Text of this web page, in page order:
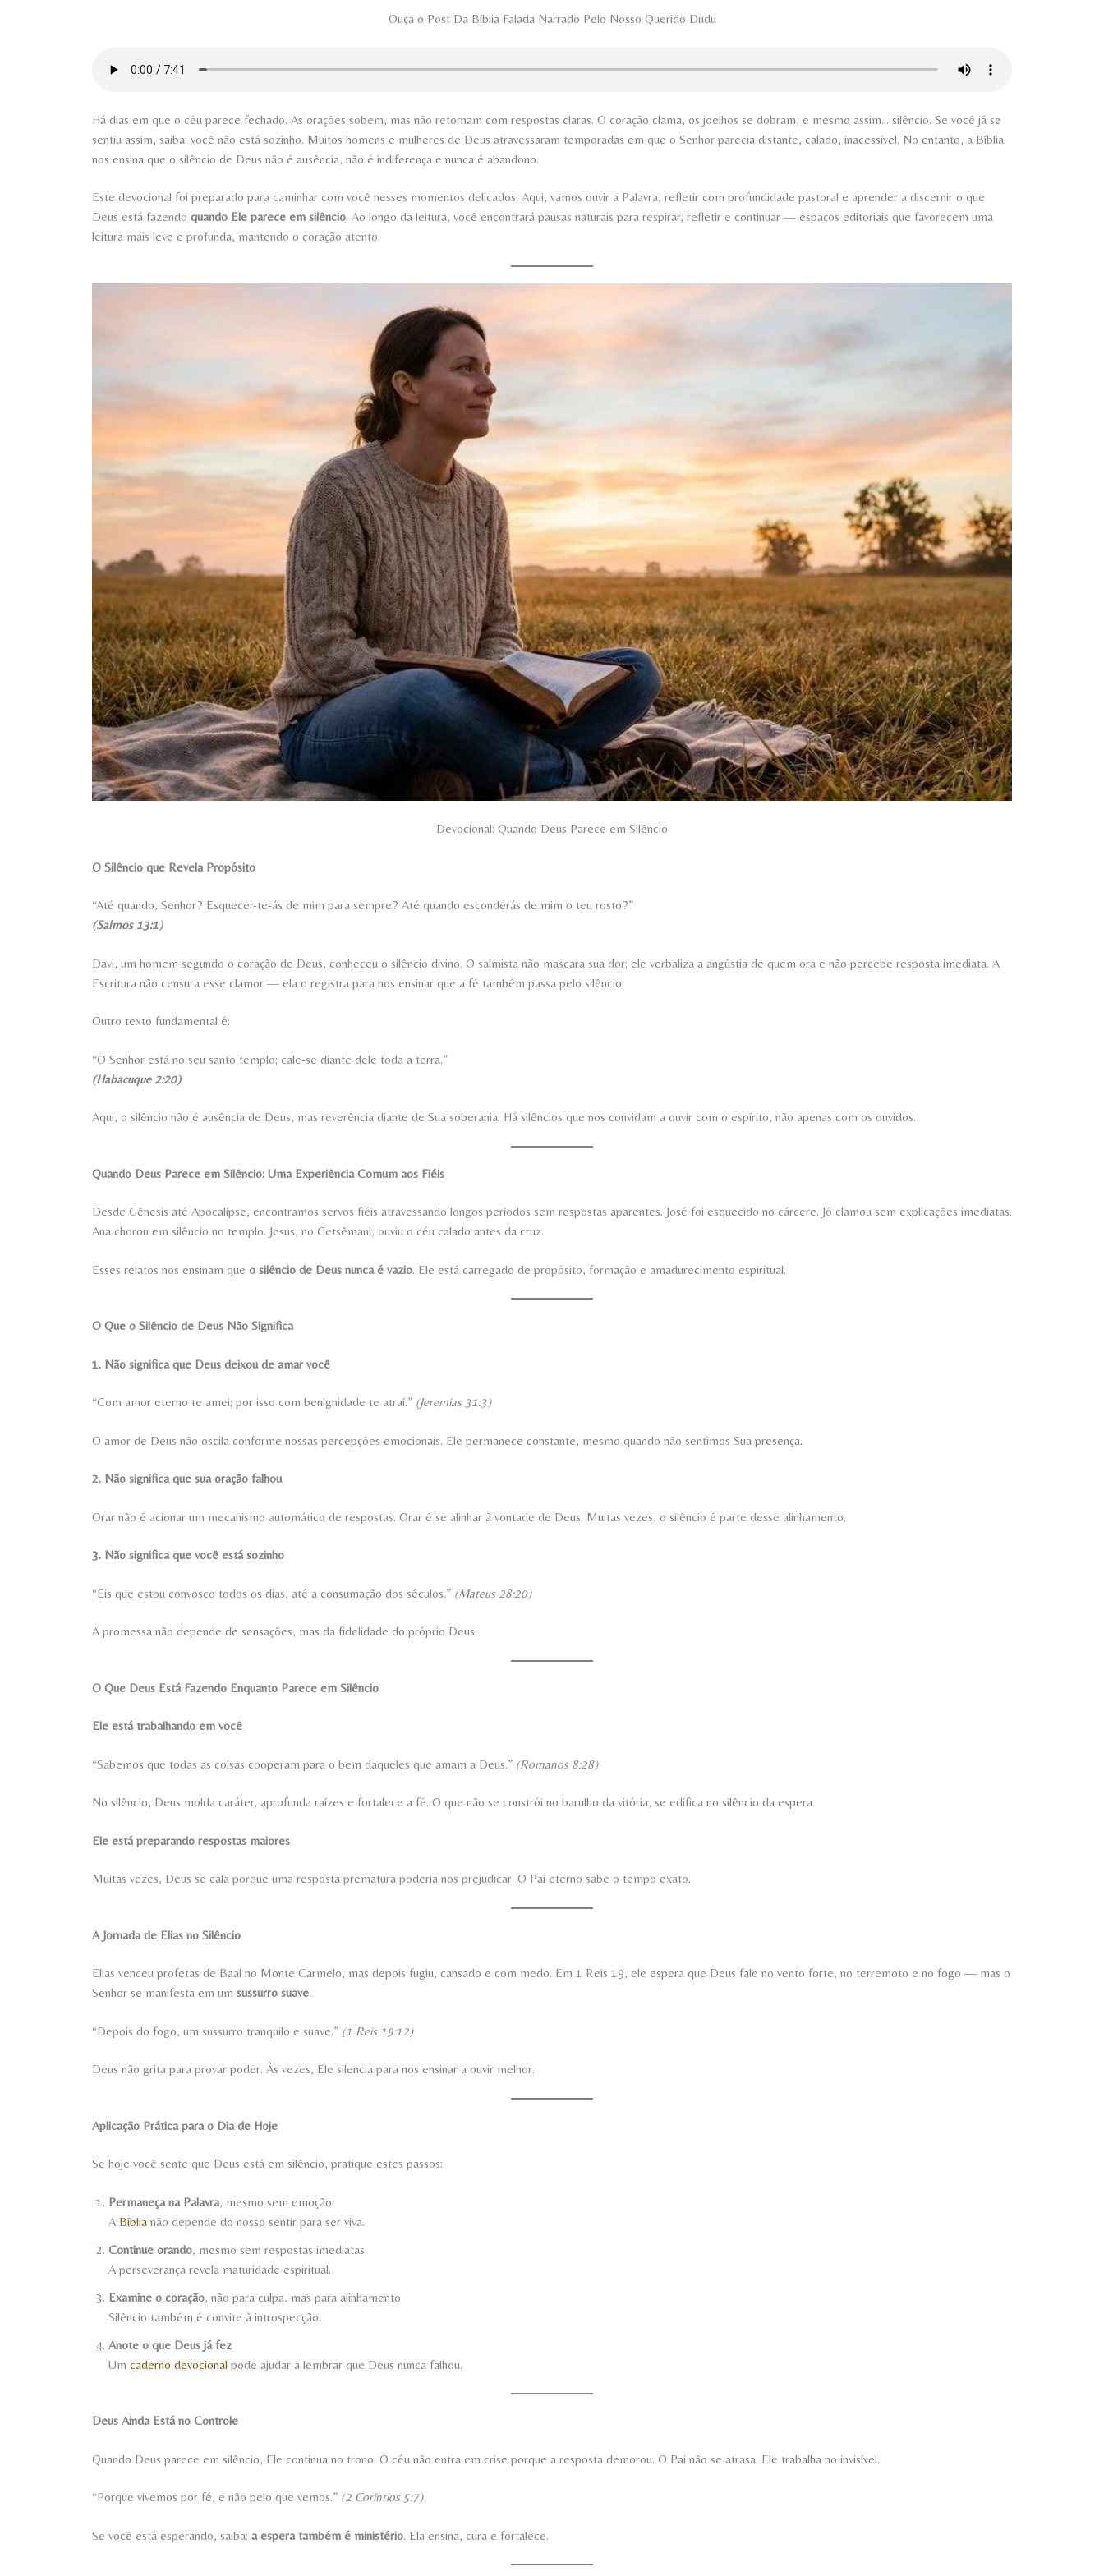
Ouça o Post Da Bíblia Falada Narrado Pelo Nosso Querido Dudu
Há dias em que o céu parece fechado. As orações sobem, mas não retornam com respostas claras. O coração clama, os joelhos se dobram, e mesmo assim… silêncio. Se você já se
sentiu assim, saiba: você não está sozinho. Muitos homens e mulheres de Deus atravessaram temporadas em que o Senhor parecia distante, calado, inacessível. No entanto, a Bíblia
nos ensina que o silêncio de Deus não é ausência, não é indiferença e nunca é abandono.
Este devocional foi preparado para caminhar com você nesses momentos delicados. Aqui, vamos ouvir a Palavra, refletir com profundidade pastoral e aprender a discernir o que
Deus está fazendo quando Ele parece em silêncio. Ao longo da leitura, você encontrará pausas naturais para respirar, refletir e continuar — espaços editoriais que favorecem uma
leitura mais leve e profunda, mantendo o coração atento.
Devocional: Quando Deus Parece em Silêncio
O Silêncio que Revela Propósito
“Até quando, Senhor? Esquecer-te-ás de mim para sempre? Até quando esconderás de mim o teu rosto?”
(Salmos 13:1)
Davi, um homem segundo o coração de Deus, conheceu o silêncio divino. O salmista não mascara sua dor; ele verbaliza a angústia de quem ora e não percebe resposta imediata. A
Escritura não censura esse clamor — ela o registra para nos ensinar que a fé também passa pelo silêncio.
Outro texto fundamental é:
“O Senhor está no seu santo templo; cale-se diante dele toda a terra.”
(Habacuque 2:20)
Aqui, o silêncio não é ausência de Deus, mas reverência diante de Sua soberania. Há silêncios que nos convidam a ouvir com o espírito, não apenas com os ouvidos.
Quando Deus Parece em Silêncio: Uma Experiência Comum aos Fiéis
Desde Gênesis até Apocalipse, encontramos servos fiéis atravessando longos períodos sem respostas aparentes. José foi esquecido no cárcere. Jó clamou sem explicações imediatas.
Ana chorou em silêncio no templo. Jesus, no Getsêmani, ouviu o céu calado antes da cruz.
Esses relatos nos ensinam que o silêncio de Deus nunca é vazio. Ele está carregado de propósito, formação e amadurecimento espiritual.
O Que o Silêncio de Deus Não Significa
1. Não significa que Deus deixou de amar você
“Com amor eterno te amei; por isso com benignidade te atraí.” (Jeremias 31:3)
O amor de Deus não oscila conforme nossas percepções emocionais. Ele permanece constante, mesmo quando não sentimos Sua presença.
2. Não significa que sua oração falhou
Orar não é acionar um mecanismo automático de respostas. Orar é se alinhar à vontade de Deus. Muitas vezes, o silêncio é parte desse alinhamento.
3. Não significa que você está sozinho
“Eis que estou convosco todos os dias, até a consumação dos séculos.” (Mateus 28:20)
A promessa não depende de sensações, mas da fidelidade do próprio Deus.
O Que Deus Está Fazendo Enquanto Parece em Silêncio
Ele está trabalhando em você
“Sabemos que todas as coisas cooperam para o bem daqueles que amam a Deus.” (Romanos 8:28)
No silêncio, Deus molda caráter, aprofunda raízes e fortalece a fé. O que não se constrói no barulho da vitória, se edifica no silêncio da espera.
Ele está preparando respostas maiores
Muitas vezes, Deus se cala porque uma resposta prematura poderia nos prejudicar. O Pai eterno sabe o tempo exato.
A Jornada de Elias no Silêncio
Elias venceu profetas de Baal no Monte Carmelo, mas depois fugiu, cansado e com medo. Em 1 Reis 19, ele espera que Deus fale no vento forte, no terremoto e no fogo — mas o
Senhor se manifesta em um sussurro suave.
“Depois do fogo, um sussurro tranquilo e suave.” (1 Reis 19:12)
Deus não grita para provar poder. Às vezes, Ele silencia para nos ensinar a ouvir melhor.
Aplicação Prática para o Dia de Hoje
Se hoje você sente que Deus está em silêncio, pratique estes passos:
Permaneça na Palavra, mesmo sem emoção
A Bíblia não depende do nosso sentir para ser viva.
Continue orando, mesmo sem respostas imediatas
A perseverança revela maturidade espiritual.
Examine o coração, não para culpa, mas para alinhamento
Silêncio também é convite à introspecção.
Anote o que Deus já fez
Um caderno devocional pode ajudar a lembrar que Deus nunca falhou.
Deus Ainda Está no Controle
Quando Deus parece em silêncio, Ele continua no trono. O céu não entra em crise porque a resposta demorou. O Pai não se atrasa. Ele trabalha no invisível.
“Porque vivemos por fé, e não pelo que vemos.” (2 Coríntios 5:7)
Se você está esperando, saiba: a espera também é ministério. Ela ensina, cura e fortalece.